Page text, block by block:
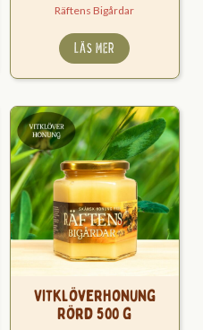
Räftens Bigårdar
LÄS MER
Vitklöverhonung
Rörd 500 g